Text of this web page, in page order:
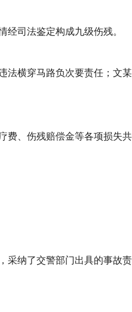
司法鉴定构成九级伤残。
法横穿马路负次要责任；文
、伤残赔偿金等各项损失共
采纳了交警部门出具的事故